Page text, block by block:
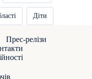
Діти
Прес-релізи